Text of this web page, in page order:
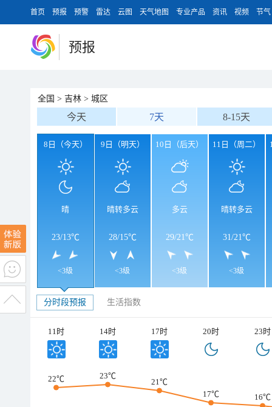
首页 预报 预警 雷达 云图 天气地图 专业产品 资讯 视频 节气
预报
全国 > 吉林 > 城区
今天 7天 8-15天
8日（今天）
晴
23/13℃
<3级
9日（明天）
晴转多云
28/15℃
<3级
10日（后天）
多云
29/21℃
<3级
11日（周二）
晴转多云
31/21℃
<3级
分时段预报 生活指数
11时 14时 17时 20时 23时
22℃ 23℃
21℃
17℃
16℃